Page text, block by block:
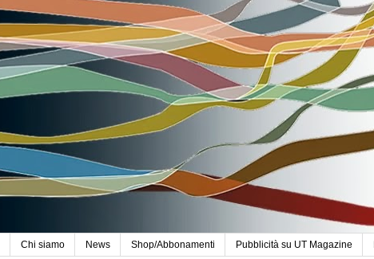
Chi siamo News Shop/Abbonamenti Pubblicità su UT Magazine